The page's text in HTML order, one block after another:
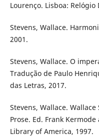
Lourenço. Lisboa: Relógio
Stevens, Wallace.
2001.
Stevens, Wallace. O
Tradução de Paulo
das Letras, 2017.
Stevens, Wallace.
Prose. Ed. Frank
Library of America, 1997.